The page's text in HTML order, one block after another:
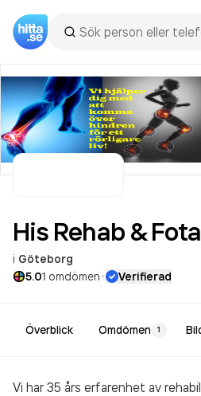
His Rehab &
i Göteborg
5.01 omdömen· Verifierad
Överblick Omdömen 1
Vi har 35 års erfarenhet av